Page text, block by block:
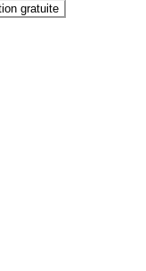
gratuite